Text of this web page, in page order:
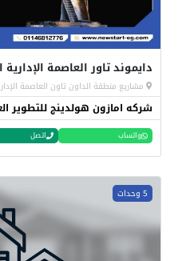
دايموند تاور العاصمة الإدارية
مشاريع منطقة الداون تاون العاصمة
شركه امازون هولدينج للتطوير
واتساب اتصل
5 وحدات